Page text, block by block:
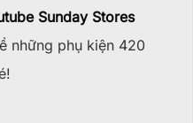
Sunday Stores
những phụ kiện 420